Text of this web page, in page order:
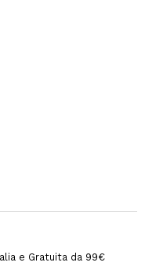
e Gratuita da 99€